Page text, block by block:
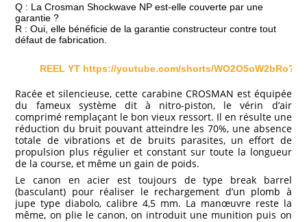
Q : La Crosman Shockwave NP est-elle couverte par une
garantie ?
R : Oui, elle bénéficie de la garantie constructeur contre tout
défaut de fabrication.
REEL YT https://youtube.com/shorts/
Racée et silencieuse, cette carabine CROSMAN est équipée
du fameux système dit à nitro-piston, le vérin d’air
comprimé remplaçant le bon vieux ressort. Il en résulte une
réduction du bruit pouvant atteindre les 70%, une absence
totale de vibrations et de bruits parasites, un effort de
propulsion plus régulier et constant sur toute la longueur
de la course, et même un gain de poids.
Le canon en acier est toujours de type break barrel
(basculant) pour réaliser le rechargement d’un plomb à
jupe type diabolo, calibre 4,5 mm. La manœuvre reste la
même, on plie le canon, on introduit une munition puis on